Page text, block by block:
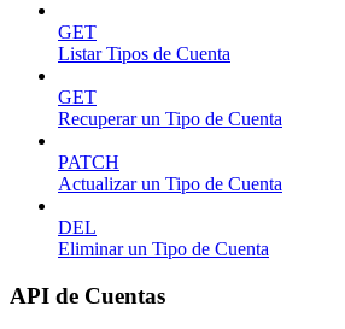
GET
Listar Tipos de Cuenta
GET
Recuperar un Tipo de Cuenta
PATCH
Actualizar un Tipo de Cuenta
DEL
Eliminar un Tipo de Cuenta
API de Cuentas